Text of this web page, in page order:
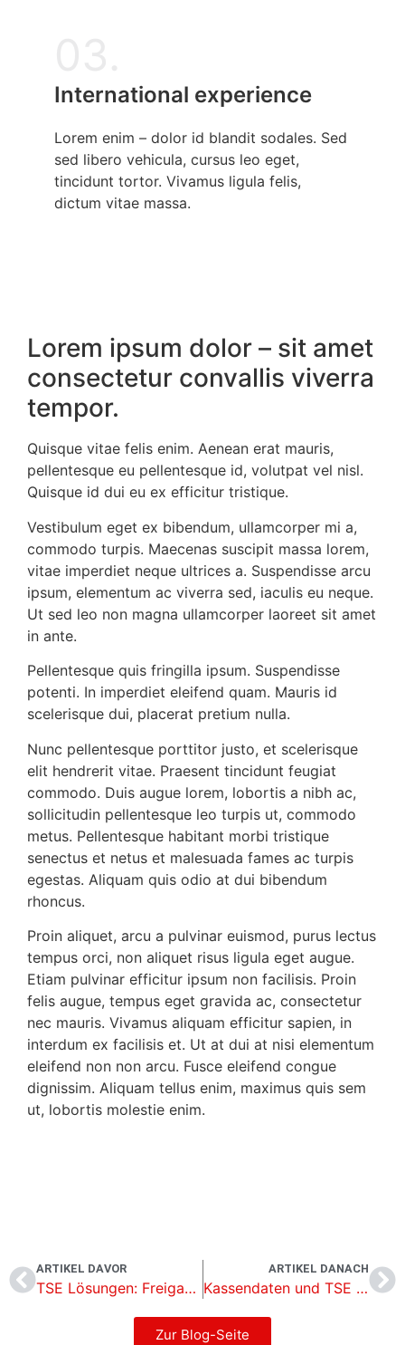
International experience
Lorem enim – dolor id blandit sodales. Sed
sed libero vehicula, cursus leo eget,
tincidunt tortor. Vivamus ligula felis,
dictum vitae massa.
Lorem ipsum dolor – sit amet
consectetur convallis viverra
tempor.
Quisque vitae felis enim. Aenean erat mauris,
pellentesque eu pellentesque id, volutpat vel nisl.
Quisque id dui eu ex efficitur tristique.
Vestibulum eget ex bibendum, ullamcorper mi a,
commodo turpis. Maecenas suscipit massa lorem,
vitae imperdiet neque ultrices a. Suspendisse arcu
ipsum, elementum ac viverra sed, iaculis eu neque.
Ut sed leo non magna ullamcorper laoreet sit amet
in ante.
Pellentesque quis fringilla ipsum. Suspendisse
potenti. In imperdiet eleifend quam. Mauris id
scelerisque dui, placerat pretium nulla.
Nunc pellentesque porttitor justo, et scelerisque
elit hendrerit vitae. Praesent tincidunt feugiat
commodo. Duis augue lorem, lobortis a nibh ac,
sollicitudin pellentesque leo turpis ut, commodo
metus. Pellentesque habitant morbi tristique
senectus et netus et malesuada fames ac turpis
egestas. Aliquam quis odio at dui bibendum
rhoncus.
Proin aliquet, arcu a pulvinar euismod, purus lectus
tempus orci, non aliquet risus ligula eget augue.
Etiam pulvinar efficitur ipsum non facilisis. Proin
felis augue, tempus eget gravida ac, consectetur
nec mauris. Vivamus aliquam efficitur sapien, in
interdum ex facilisis et. Ut at dui at nisi elementum
eleifend non non arcu. Fusce eleifend congue
dignissim. Aliquam tellus enim, maximus quis sem
ut, lobortis molestie enim.
ARTIKEL DAVOR
TSE Lösungen: Freigabe für Swissbit und Epson
ARTIKEL DANACH
Kassendaten und TSE – So klappt es noch bis September 2020
Zur Blog-Seite